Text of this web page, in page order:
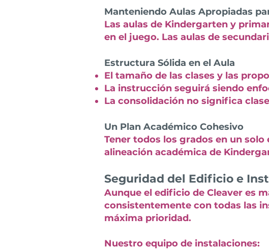
Manteniendo Aulas Apropiadas
Las aulas de Kindergarten y
en el juego. Las aulas de
Estructura Sólida en el Aula
El tamaño de las clases y las
La instrucción seguirá siendo
La consolidación no significa
Un Plan Académico Cohesivo
Tener todos los grados en un
alineación académica de
Seguridad del Edificio e
Aunque el edificio de Cleaver es
consistentemente con todas las
máxima prioridad.
Nuestro equipo de instalaciones: